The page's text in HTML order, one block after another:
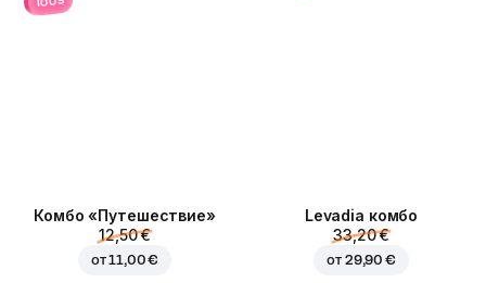
Комбо «Путешествие»
12,50 €
от11,00 €
Levadia комбо
33,20 €
от 29,90 €